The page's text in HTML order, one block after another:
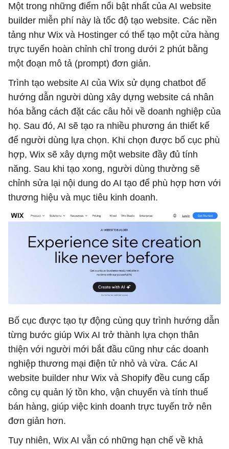
Một trong những điểm nổi bật nhất của AI website
builder miễn phí này là tốc độ tạo website. Các nền
tảng như Wix và Hostinger có thể tạo một cửa hàng
trực tuyến hoàn chỉnh chỉ trong dưới 2 phút bằng
một đoạn mô tả (prompt) đơn giản.
Trình tạo website AI của Wix sử dụng chatbot để
hướng dẫn người dùng xây dựng website cá nhân
hóa bằng cách đặt các câu hỏi về doanh nghiệp của
họ. Sau đó, AI sẽ tạo ra nhiều phương án thiết kế
để người dùng lựa chọn. Khi chọn được bố cục phù
hợp, Wix sẽ xây dựng một website đầy đủ tính
năng. Sau khi tạo xong, người dùng thường sẽ
chỉnh sửa lại nội dung do AI tạo để phù hợp hơn với
thương hiệu và mục tiêu kinh doanh.
Bố cục được tạo tự động cùng quy trình hướng dẫn
từng bước giúp Wix AI trở thành lựa chọn thân
thiện với người mới bắt đầu cũng như các doanh
nghiệp thương mại điện tử nhỏ và vừa. Các AI
website builder như Wix và Shopify đều cung cấp
công cụ quản lý tồn kho, vận chuyển và tính thuế
bán hàng, giúp việc kinh doanh trực tuyến trở nên
đơn giản hơn.
Tuy nhiên, Wix AI vẫn có những hạn chế về khả